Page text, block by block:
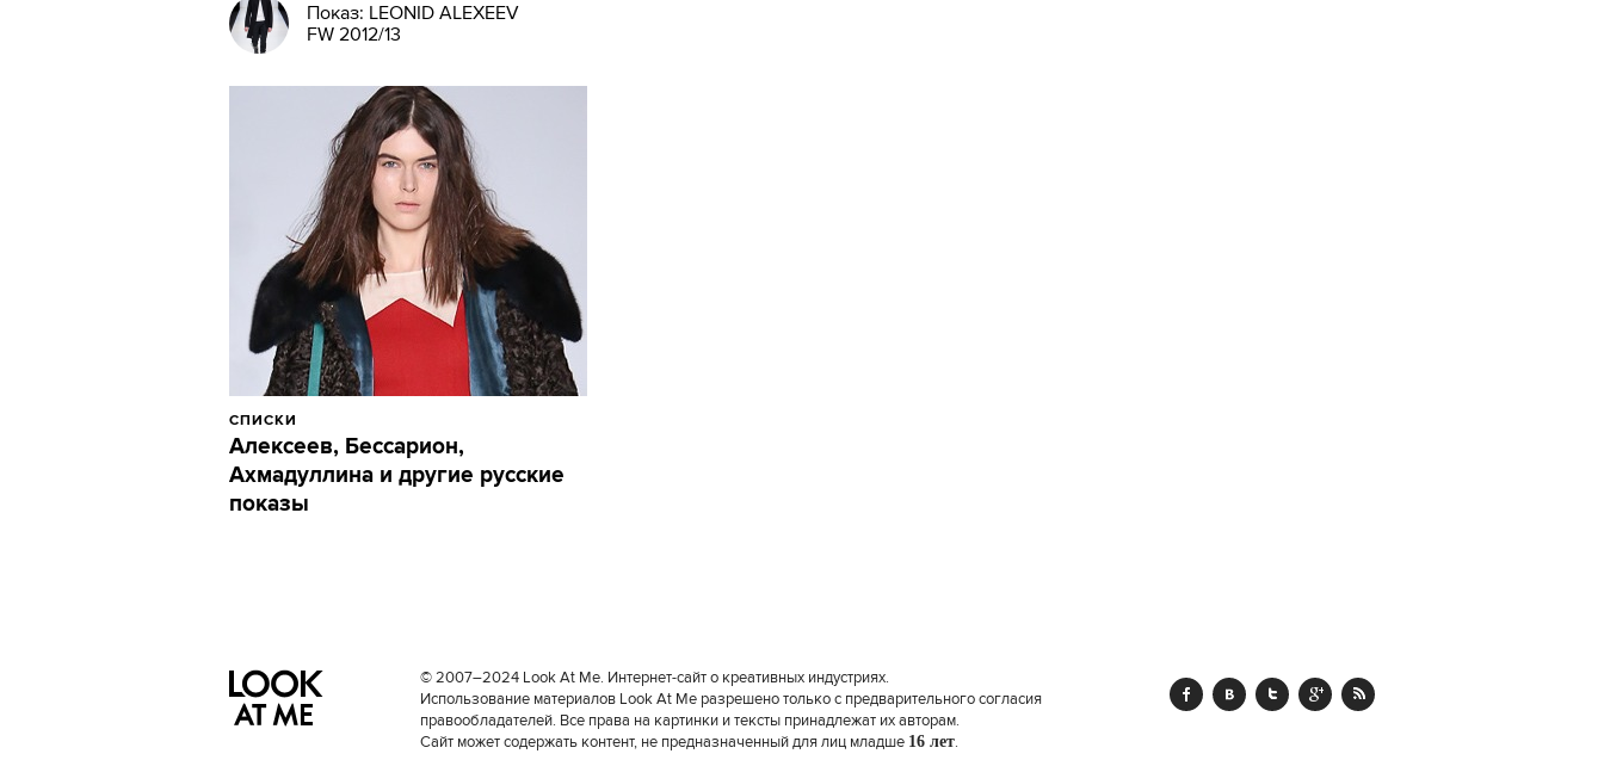
Показ: LEONID ALEXEEV
FW 2012/13
СПИСКИ
Алексеев, Бессарион,
Ахмадуллина и другие русские
показы
© 2007–2024 Look At Me. Интернет-сайт о креативных индустриях.
Использование материалов Look At Me разрешено только с предварительного согласия
правообладателей. Все права на картинки и тексты принадлежат их авторам.
Сайт может содержать контент, не предназначенный для лиц младше 16 лет.